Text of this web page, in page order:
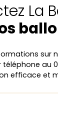
La
sur
au
efficace et